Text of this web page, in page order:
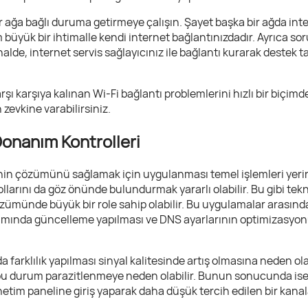
ağa bağlı duruma getirmeye çalışın. Şayet başka bir ağda
büyük bir ihtimalle kendi internet bağlantınızdadır. Ayrıca
internet servis sağlayıcınız ile bağlantı kurarak destek
karşıya kalınan Wi-Fi bağlantı problemlerini hızlı bir
varabilirsiniz.
Kontrolleri
çözümünü sağlamak için uygulanması temel işlemleri
da göz önünde bulundurmak yararlı olabilir. Bu gibi
büyük bir role sahip olabilir. Bu uygulamalar
güncelleme yapılması ve DNS ayarlarının
farklılık yapılması sinyal kalitesinde artış olmasına neden
durum parazitlenmeye neden olabilir. Bunun sonucunda
paneline giriş yaparak daha düşük tercih edilen bir